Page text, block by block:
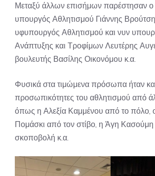
Μεταξύ άλλων επισήμων παρέστησαν
υπουργός Αθλητισμού Γιάννης
υφυπουργός Αθλητισμού και νυν
Ανάπτυξης και Τροφίμων Λευτέρης
βουλευτής Βασίλης Οικονόμου κ.α.
Φυσικά στα τιμώμενα πρόσωπα ήταν
προσωπικότητες του αθλητισμού από
όπως η Αλεξία Καμμένου από το πόλο,
Πομάσκι από τον στίβο, η Άγη
σκοποβολή κ.α.